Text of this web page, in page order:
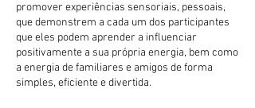
promover experiências sensoriais, pessoais,
que demonstrem a cada um dos participantes
que eles podem aprender a influenciar
positivamente a sua própria energia, bem como
a energia de familiares e amigos de forma
simples, eficiente e divertida.